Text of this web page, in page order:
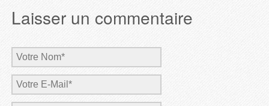
Laisser un commentaire